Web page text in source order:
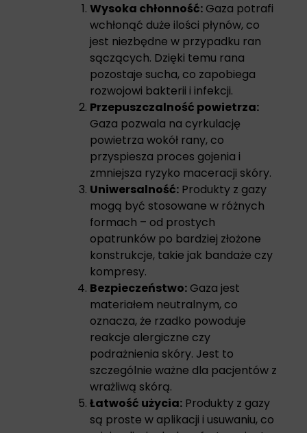
Wysoka chłonność:Gaza potrafi
wchłonąć duże ilości płynów, co
jest niezbędne w przypadku ran
sączących. Dzięki temu rana
pozostaje sucha, co zapobiega
rozwojowi bakterii i infekcji.
Przepuszczalność powietrza:
Gaza pozwala na cyrkulację
powietrza wokół rany, co
przyspiesza proces gojenia i
zmniejsza ryzyko maceracji skóry.
Uniwersalność:Produkty z gazy
mogą być stosowane w różnych
formach – od prostych
opatrunków po bardziej złożone
konstrukcje, takie jak bandaże czy
kompresy.
Bezpieczeństwo:Gaza jest
materiałem neutralnym, co
oznacza, że rzadko powoduje
reakcje alergiczne czy
podrażnienia skóry. Jest to
szczególnie ważne dla pacjentów z
wrażliwą skórą.
Łatwość użycia:Produkty z gazy
są proste w aplikacji i usuwaniu, co